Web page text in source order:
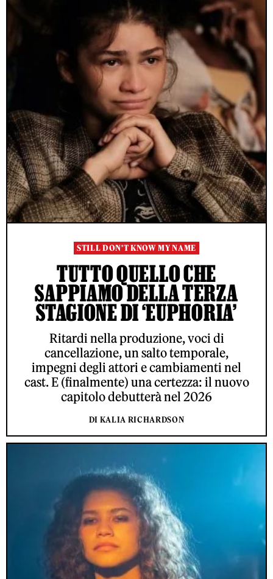
STILL DON'T KNOW MY NAME
TUTTO QUELLO CHE
SAPPIAMO DELLA TERZA
STAGIONE DI ‘EUPHORIA’
Ritardi nella produzione, voci di
cancellazione, un salto temporale,
impegni degli attori e cambiamenti nel
cast. E (finalmente) una certezza: il nuovo
capitolo debutterà nel 2026
DI KALIA RICHARDSON